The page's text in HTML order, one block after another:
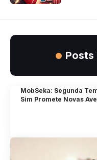
Posts
MobSeka: Segunda
Sim Promete Novas